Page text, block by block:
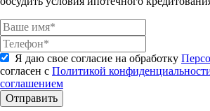
Я даю свое согласие на обработку
согласен с Политикой
соглашением
Отправить